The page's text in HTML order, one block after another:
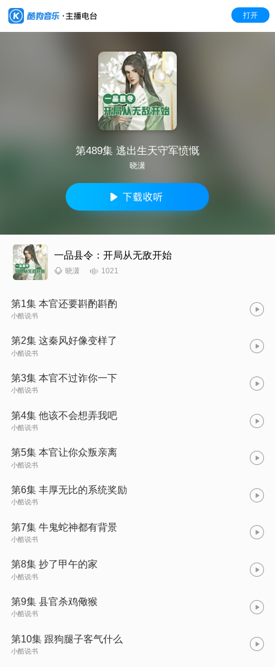
打开
第489集 逃出生天守军愤慨
晓潇
一品县令：开局从无敌开始
晓潇 1021
第1集 本官还要斟酌斟酌
小酷说书
第2集 这秦风好像变样了
小酷说书
第3集 本官不过诈你一下
小酷说书
第4集 他该不会想弄我吧
小酷说书
第5集 本官让你众叛亲离
小酷说书
第6集 丰厚无比的系统奖励
小酷说书
第7集 牛鬼蛇神都有背景
小酷说书
第8集 抄了甲午的家
小酷说书
第9集 县官杀鸡儆猴
小酷说书
第10集 跟狗腿子客气什么
小酷说书